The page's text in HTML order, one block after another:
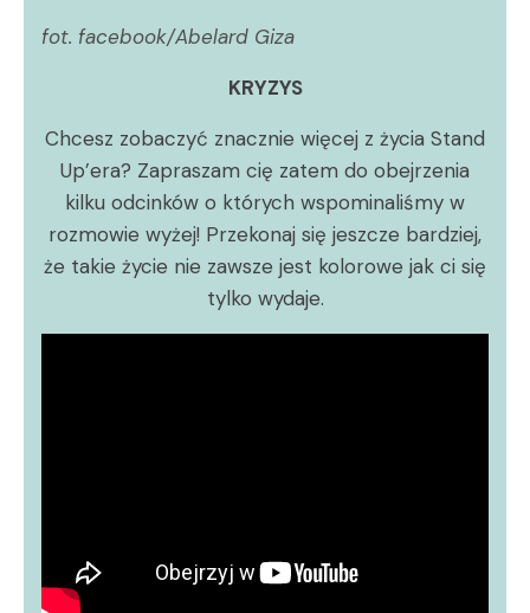
fot. facebook/Abelard Giza
KRYZYS
Chcesz zobaczyć znacznie więcej z życia Stand
Up’era? Zapraszam cię zatem do obejrzenia
kilku odcinków o których wspominaliśmy w
rozmowie wyżej! Przekonaj się jeszcze bardziej,
że takie życie nie zawsze jest kolorowe jak ci się
tylko wydaje.